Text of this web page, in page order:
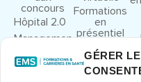
GÉRER LE
concours
Hôpital 2.0
Management
Droit et
Formations
en
présentiel